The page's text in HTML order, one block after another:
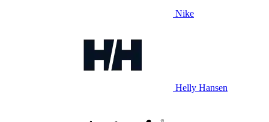
Nike
Helly Hansen